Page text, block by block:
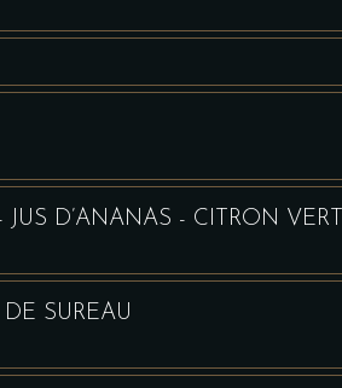
D’ANANAS - CITRON VERT
SUREAU